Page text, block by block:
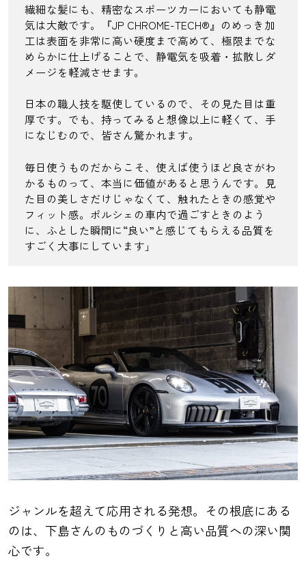
繊細な髪にも、精密なスポーツカーにおいても静電
気は大敵です。『JP CHROME-TECH®』のめっき加
工は表面を非常に高い硬度まで高めて、極限までな
めらかに仕上げることで、静電気を吸着・拡散しダ
メージを軽減させます。
日本の職人技を駆使しているので、その見た目は重
厚です。でも、持ってみると想像以上に軽くて、手
になじむので、皆さん驚かれます。
毎日使うものだからこそ、使えば使うほど良さがわ
かるものって、本当に価値があると思うんです。見
た目の美しさだけじゃなくて、触れたときの感覚や
フィット感。ポルシェの車内で過ごすときのよう
に、ふとした瞬間に“良い”と感じてもらえる品質を
すごく大事にしています」
ジャンルを超えて応用される発想。その根底にある
のは、下島さんのものづくりと高い品質への深い関
心です。